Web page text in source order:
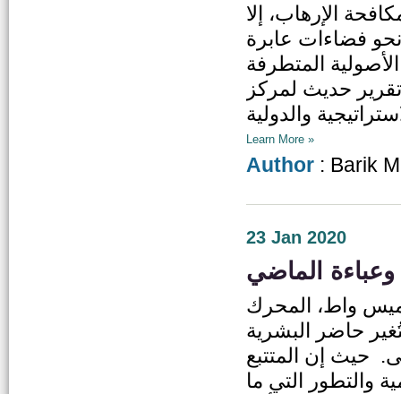
الإرهاب، إلا
فضاءات عابرة
المتطرفة
حديث لمركز
Learn More »
Author : Barik
23 Jan 2020
وعباءة الماضي
واط، المحرك
حاضر البشرية
حيث إن المتتبع
والتطور التي ما